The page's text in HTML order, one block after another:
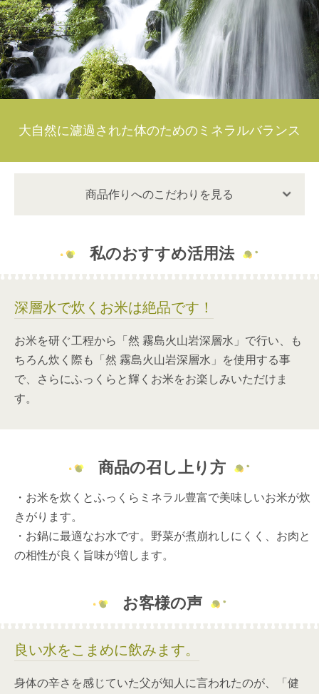
大自然に濾過された体のためのミネラルバランス
商品作りへのこだわりを見る
私のおすすめ活用法
深層水で炊くお米は絶品です！
お米を研ぐ工程から「然 霧島火山岩深層水」で行い、も
ちろん炊く際も「然 霧島火山岩深層水」を使用する事
で、さらにふっくらと輝くお米をお楽しみいただけま
す。
商品の召し上り方
・お米を炊くとふっくらミネラル豊富で美味しいお米が炊
きがります。
・お鍋に最適なお水です。野菜が煮崩れしにくく、お肉と
の相性が良く旨味が増します。
お客様の声
良い水をこまめに飲みます。
身体の辛さを感じていた父が知人に言われたのが、「健